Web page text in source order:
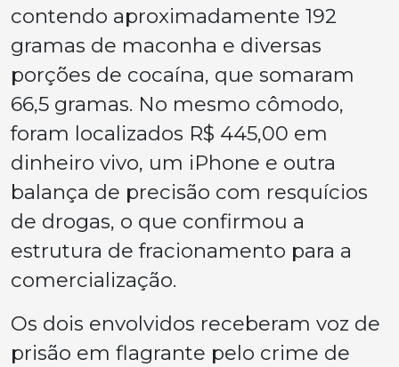
contendo aproximadamente 192
gramas de maconha e diversas
porções de cocaína, que somaram
66,5 gramas. No mesmo cômodo,
foram localizados R$ 445,00 em
dinheiro vivo, um iPhone e outra
balança de precisão com resquícios
de drogas, o que confirmou a
estrutura de fracionamento para a
comercialização.
Os dois envolvidos receberam voz de
prisão em flagrante pelo crime de